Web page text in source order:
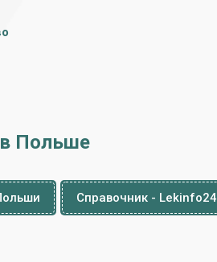
Польше
Справочник - Lekinfo24